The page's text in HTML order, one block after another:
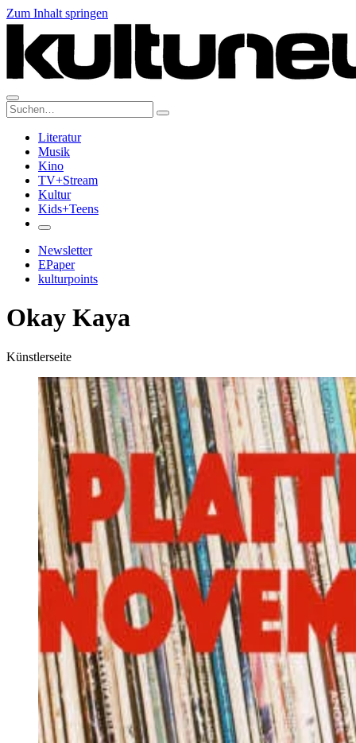
Zum Inhalt springen
Suche:
Literatur
Musik
Kino
TV+Stream
Kultur
Kids+Teens
Newsletter
EPaper
kulturpoints
Okay Kaya
Künstlerseite